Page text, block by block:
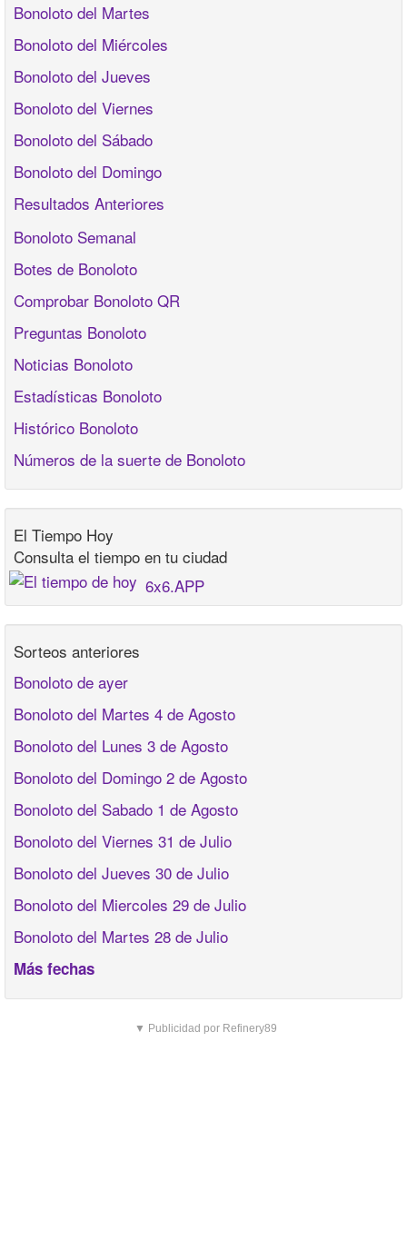
Bonoloto del Martes
Bonoloto del Miércoles
Bonoloto del Jueves
Bonoloto del Viernes
Bonoloto del Sábado
Bonoloto del Domingo
Resultados Anteriores
Bonoloto Semanal
Botes de Bonoloto
Comprobar Bonoloto QR
Preguntas Bonoloto
Noticias Bonoloto
Estadísticas Bonoloto
Histórico Bonoloto
Números de la suerte de Bonoloto
El Tiempo Hoy
Consulta el tiempo en tu ciudad
6x6.APP
Sorteos anteriores
Bonoloto de ayer
Bonoloto del Martes 4 de Agosto
Bonoloto del Lunes 3 de Agosto
Bonoloto del Domingo 2 de Agosto
Bonoloto del Sabado 1 de Agosto
Bonoloto del Viernes 31 de Julio
Bonoloto del Jueves 30 de Julio
Bonoloto del Miercoles 29 de Julio
Bonoloto del Martes 28 de Julio
Más fechas
▼ Publicidad por Refinery89